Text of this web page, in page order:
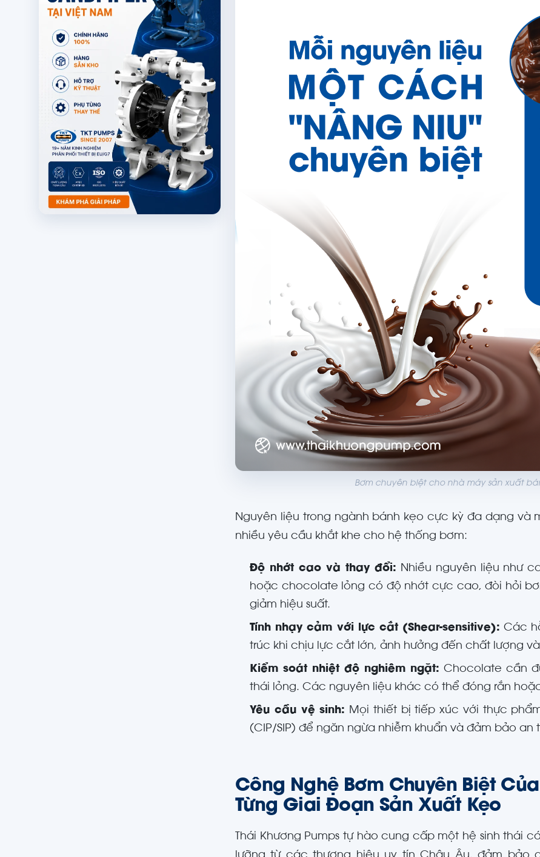
Bơm chuyên biệt cho nhà máy sản xuất
Nguyên liệu trong ngành bánh kẹo cực kỳ đa dạng và
nhiều yêu cầu khắt khe cho hệ thống bơm:
Độ nhớt cao và thay đổi: Nhiều nguyên liệu như
hoặc chocolate lỏng có độ nhớt cực cao, đòi hỏi
giảm hiệu suất.
Tính nhạy cảm với lực cắt (Shear-sensitive): Các
trúc khi chịu lực cắt lớn, ảnh hưởng đến chất lượng
Kiểm soát nhiệt độ nghiêm ngặt: Chocolate cần
thái lỏng. Các nguyên liệu khác có thể đóng rắn
Yêu cầu vệ sinh: Mọi thiết bị tiếp xúc với thực
(CIP/SIP) để ngăn ngừa nhiễm khuẩn và đảm bảo an
Công Nghệ Bơm Chuyên Biệt
Từng Giai Đoạn Sản Xuất Kẹo
Thái Khương Pumps tự hào cung cấp một hệ sinh thái